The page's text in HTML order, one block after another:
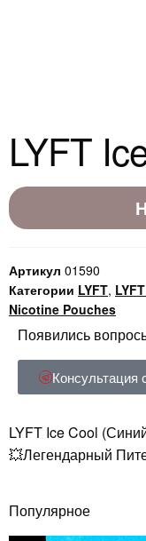
LYFT
Артикул 01590
Категории LYFT,
Nicotine Pouches
Появились
Консультация
LYFT Ice Cool
💥Легендарный
Популярное